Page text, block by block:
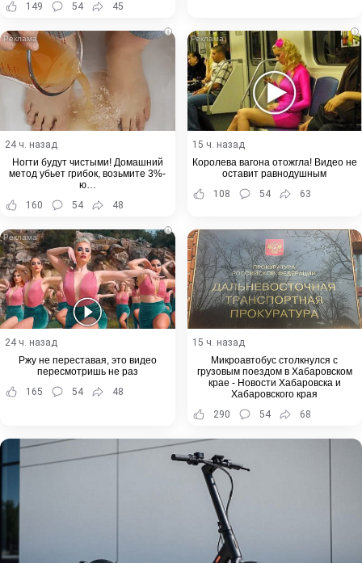
149 54 45
i
24 ч. назад
Ногти будут чистыми! Домашний
метод убьет грибок, возьмите 3%-
ю…
160
54 48
i
15 ч. назад
Королева вагона отожгла! Видео не
оставит равнодушным
108
54 63
i
24 ч. назад
Ржу не переставая, это видео
пересмотришь не раз
165
54 48
15 ч. назад
Микроавтобус столкнулся с
грузовым поездом в Хабаровском
крае - Новости Хабаровска и
Хабаровского края
290
54 68